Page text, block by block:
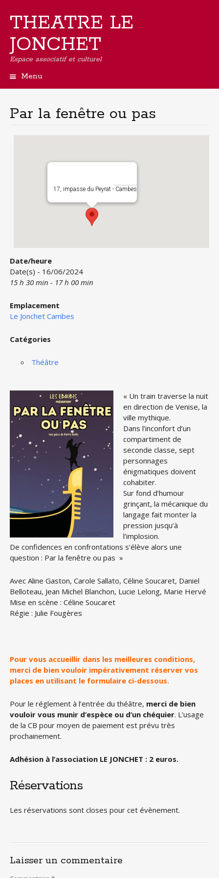
THEATRE LE
JONCHET
Espace associatif et culturel
Menu
principal
Par la fenêtre ou pas
17, impasse du Peyrat - Cambes
Date/heure
Date(s) - 16/06/2024
15 h 30 min - 17 h 00 min
Emplacement
Le Jonchet Cambes
Catégories
Théâtre
« Un train traverse la nuit
en direction de Venise, la
ville mythique.
Dans l’inconfort d’un
compartiment de
seconde classe, sept
personnages
énigmatiques doivent
cohabiter.
Sur fond d’humour
grinçant, la mécanique du
langage fait monter la
pression jusqu’à
l’implosion.
De confidences en confrontations s’élève alors une
question : Par la fenêtre ou pas »
Avec Aline Gaston, Carole Sallato, Céline Soucaret, Daniel
Belloteau, Jean Michel Blanchon, Lucie Lelong, Marie Hervé
Mise en scène : Céline Soucaret
Régie : Julie Fougères
Pour vous accueillir dans les meilleures conditions,
merci de bien vouloir impérativement réserver vos
places en utilisant le formulaire ci-dessous.
Pour le réglement à l’entrée du théâtre, merci de bien
vouloir vous munir d’espèce ou d’un chéquier. L’usage
de la CB pour moyen de paiement est prévu très
prochainement.
Adhésion à l’association LE JONCHET : 2 euros.
Réservations
Les réservations sont closes pour cet évènement.
Laisser un commentaire